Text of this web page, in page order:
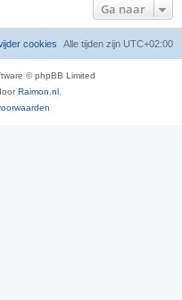
Ga naar
Alle tijden zijn UTC+02:00
cookies
© phpBB Limited
Raimon.nl.